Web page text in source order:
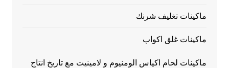
ماكينات تغليف شرنك
ماكينات غلق اكواب
ماكينات لحام اكياس الومنيوم و لامينيت مع تاريخ انتاج